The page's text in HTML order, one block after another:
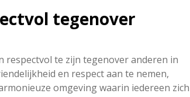
tegenover
respectvol te zijn tegenover anderen in
en respect aan te nemen,
omgeving waarin iedereen zich